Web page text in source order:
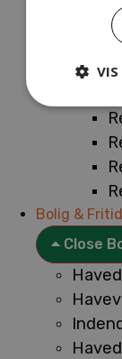
Bolig & Fritid
Close
VIS